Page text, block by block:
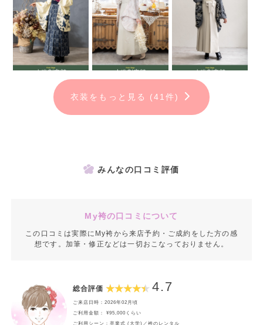
衣装をもっと見る (41件)
みんなの口コミ評価
My袴の口コミについて
この口コミは実際にMy袴から来店予約・ご成約をした方の感
想です。加筆・修正などは一切おこなっておりません。
総合評価 4.7
ご来店日時：2026年02月頃
ご利用金額： ¥95,000くらい
ご利用シーン：卒業式 (大学)／袴のレンタル